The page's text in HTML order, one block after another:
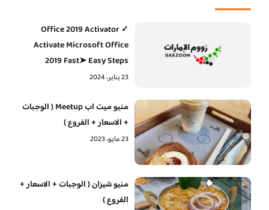
Office 2019 Activator ✓
Activate Microsoft Office
2019 Fast➤ Easy Steps
23 يناير، 2024
منيو ميت اب Meetup ( الوجبات
+ الاسعار + الفروع )
23 مايو، 2023
منيو شيزان ( الوجبات + الاسعار +
الفروع )